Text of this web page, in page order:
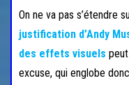
On ne va pas s’étendre
justification d’Andy
des effets visuels
excuse, qui englobe